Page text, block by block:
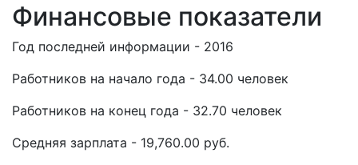
Финансовые показатели
Год последней информации - 2016
Работников на начало года - 34.00 человек
Работников на конец года - 32.70 человек
Средняя зарплата - 19,760.00 руб.